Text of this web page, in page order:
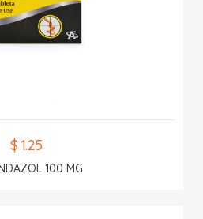
$ 1.25
100 MG